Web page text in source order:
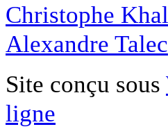
Christophe
Alexandre Talec
Site conçu sous
ligne